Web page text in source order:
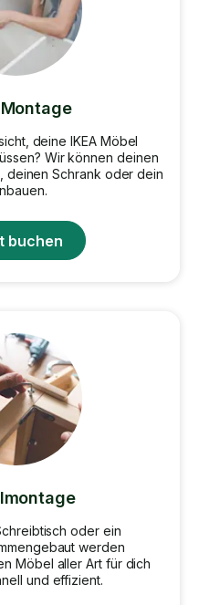
Montage
deine IKEA Möbel
Wir können deinen
deinen Schrank oder dein
buchen
oder ein
werden
Möbel aller Art für dich
und effizient.